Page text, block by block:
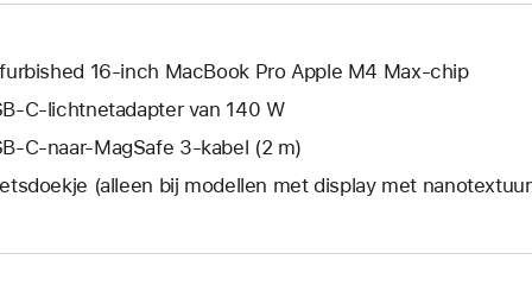
venster
16‑inch MacBook Pro Apple M4 Max-chip
lichtnetadapter van 140 W
naar-MagSafe 3-kabel (2 m)
(alleen bij modellen met display met